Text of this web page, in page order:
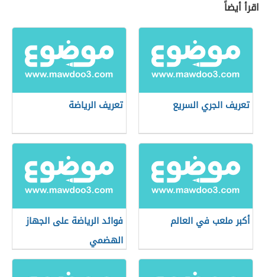
اقرأ أيضاً
تعريف الجري السريع تعريف الرياضة
أكبر ملعب في العالم
فوائد الرياضة على الجهاز
الهضمي